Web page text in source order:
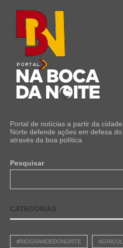
Portal de notícias a partir da
Norte defende ações em defesa
através da boa política
Pesquisar
CATEGORIAS
#RIOGRANDEDONORTE